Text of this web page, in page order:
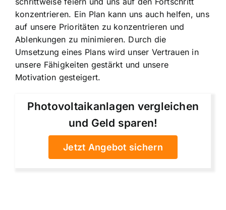
konzentrieren. Ein Plan kann uns auch helfen, uns
auf unsere Prioritäten zu konzentrieren und
Ablenkungen zu minimieren. Durch die
Umsetzung eines Plans wird unser Vertrauen in
unsere Fähigkeiten gestärkt und unsere
Motivation gesteigert.
Photovoltaikanlagen vergleichen
und Geld sparen!
Jetzt Angebot sichern